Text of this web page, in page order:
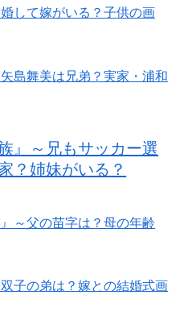
して嫁がいる？子供の画
島舞美は兄弟？実家・浦和
』～兄もサッカー選
？姉妹がいる？
～父の苗字は？母の年齢
子の弟は？嫁との結婚式画